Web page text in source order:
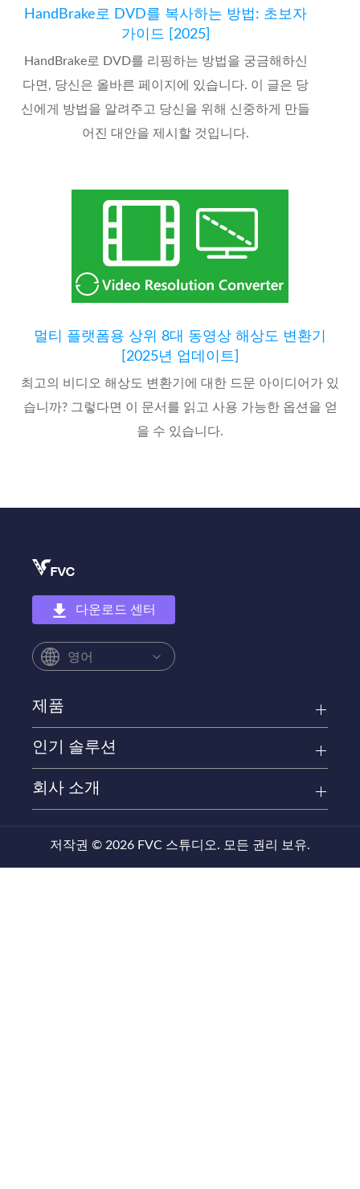
HandBrake로 DVD를 복사하는 방법: 초보자
가이드 [2025]
HandBrake로 DVD를 리핑하는 방법을 궁금해하신
다면, 당신은 올바른 페이지에 있습니다. 이 글은 당
신에게 방법을 알려주고 당신을 위해 신중하게 만들
어진 대안을 제시할 것입니다.
멀티 플랫폼용 상위 8대 동영상 해상도 변환기
[2025년 업데이트]
최고의 비디오 해상도 변환기에 대한 드문 아이디어가 있
습니까? 그렇다면 이 문서를 읽고 사용 가능한 옵션을 얻
을 수 있습니다.
다운로드 센터
영어
제품
인기 솔루션
회사 소개
저작권 © 2026 FVC 스튜디오. 모든 권리 보유.